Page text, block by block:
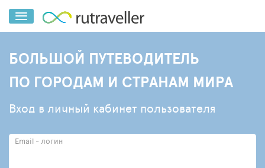
БОЛЬШОЙ ПУТЕВОДИТЕЛЬ
ПО ГОРОДАМ И СТРАНАМ МИРА
Вход в личный кабинет пользователя
Email - логин